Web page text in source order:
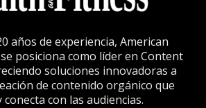
años de experiencia, American
posiciona como líder en Content
soluciones innovadoras a
de contenido orgánico que
conecta con las audiencias.